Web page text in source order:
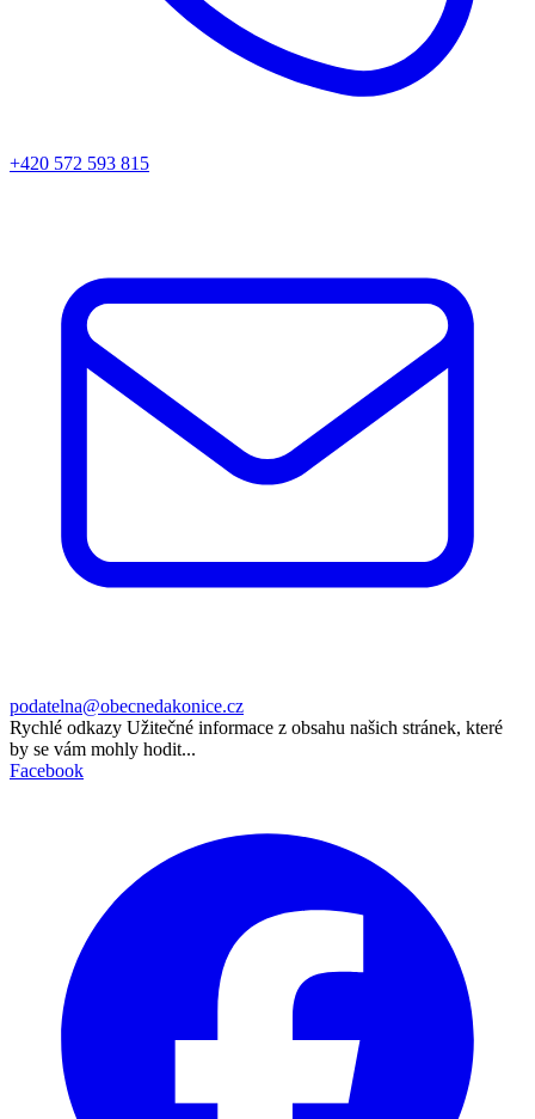
+420 572 593 815
podatelna@obecnedakonice.cz
Rychlé odkazy Užitečné informace z obsahu našich stránek, které
by se vám mohly hodit...
Facebook